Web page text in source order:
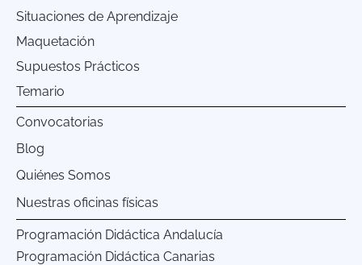
Situaciones de Aprendizaje
Maquetación
Supuestos Prácticos
Temario
Programación Didáctica Andalucía
Programación Didáctica Canarias
Convocatorias
Blog
Quiénes Somos
Nuestras oficinas físicas